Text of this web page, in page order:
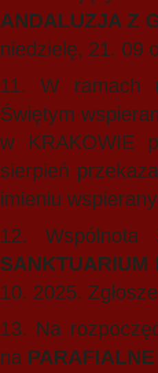
ANDALUZJA Z
niedzielę, 21. 09
11. W ramach
Świętym
w KRAKOWIE
sierpień
imieniu
12.
10. 2025.
13. Na
na